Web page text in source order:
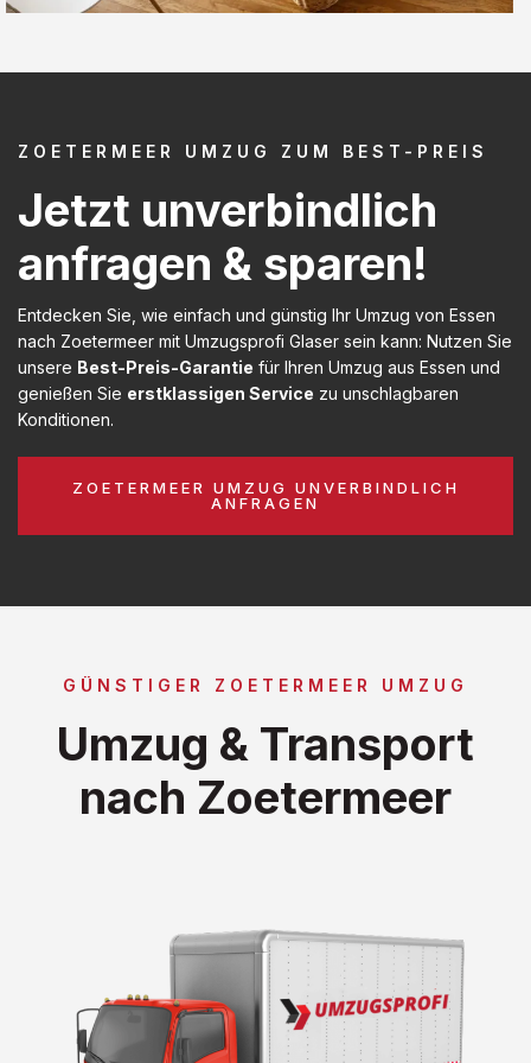
ZOETERMEER UMZUG ZUM BEST-PREIS
Jetzt unverbindlich
anfragen & sparen!
Entdecken Sie, wie einfach und günstig Ihr Umzug von Essen
nach Zoetermeer mit Umzugsprofi Glaser sein kann: Nutzen Sie
unsere Best-Preis-Garantie für Ihren Umzug aus Essen und
genießen Sie erstklassigen Service zu unschlagbaren
Konditionen.
ZOETERMEER UMZUG UNVERBINDLICH
ANFRAGEN
GÜNSTIGER ZOETERMEER UMZUG
Umzug & Transport
nach Zoetermeer